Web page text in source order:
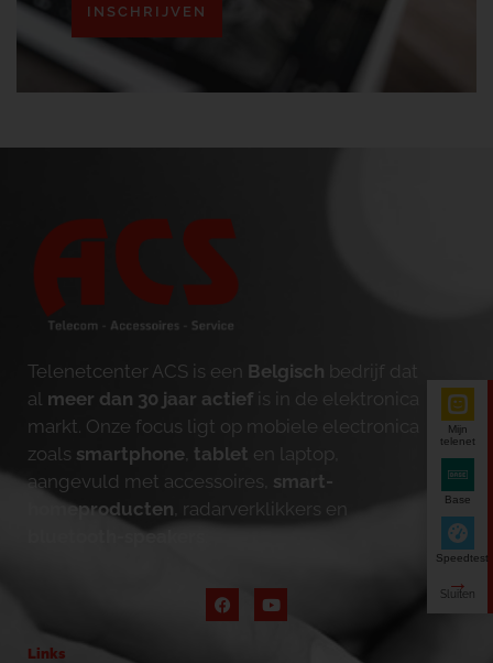
INSCHRIJVEN
Telenetcenter ACS is een Belgisch bedrijf dat
al meer dan 30 jaar actief is in de elektronica
markt. Onze focus ligt op mobiele electronica
zoals smartphone tablet en laptop,
aangevuld met accessoires, smart-
homeproducten , radarverklikkers en
bluetooth-speakers
Links
Mijn
telenet
Base
Speedtest